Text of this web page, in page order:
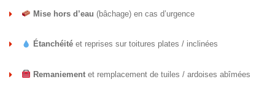
Mise hors d’eau (bâchage) en cas d’urgence
Étanchéitéet reprises sur toitures plates / inclinées
Remaniementet remplacement de tuiles / ardoises abîmées